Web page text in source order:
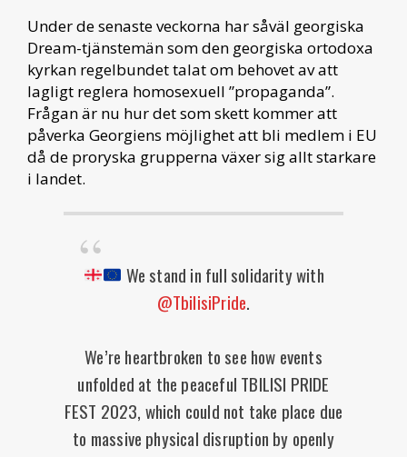
Under de senaste veckorna har såväl georgiska
Dream-tjänstemän som den georgiska ortodoxa
kyrkan regelbundet talat om behovet av att
lagligt reglera homosexuell ”propaganda”.
Frågan är nu hur det som skett kommer att
påverka Georgiens möjlighet att bli medlem i EU
då de proryska grupperna växer sig allt starkare
i landet.
We stand in full solidarity with
@TbilisiPride.
We’re heartbroken to see how events
unfolded at the peaceful TBILISI PRIDE
FEST 2023, which could not take place due
to massive physical disruption by openly